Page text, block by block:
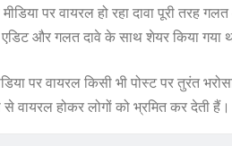
पर वायरल हो रहा दावा पूरी तरह
एडिट और गलत दावे के साथ शेयर किया गया
पर वायरल किसी भी पोस्ट पर तुरंत
होकर लोगों को भ्रमित कर देती हैं।